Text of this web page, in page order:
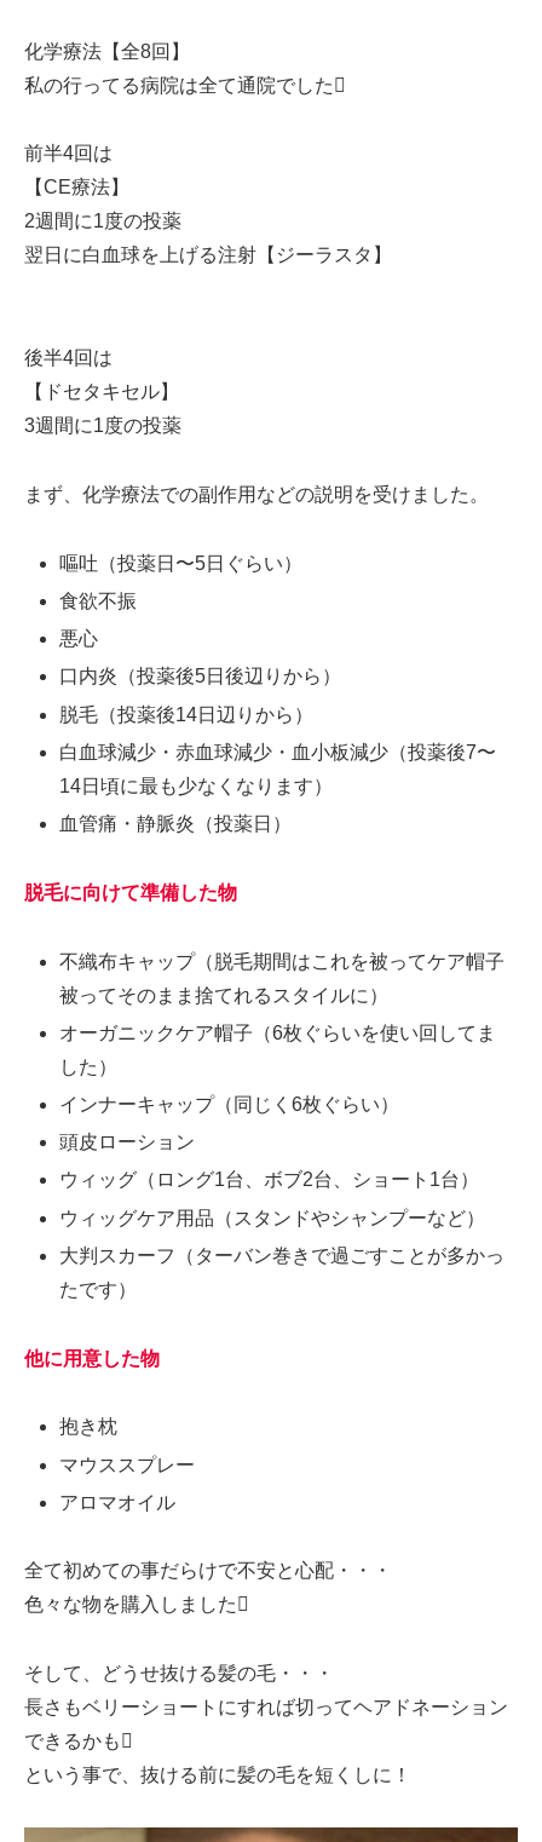
化学療法【全8回】
私の行ってる病院は全て通院でした
前半4回は
【CE療法】
2週間に1度の投薬
翌日に白血球を上げる注射【ジーラスタ】
後半4回は
【ドセタキセル】
3週間に1度の投薬
まず、化学療法での副作用などの説明を受けました。
嘔吐（投薬日〜5日ぐらい）
食欲不振
悪心
口内炎（投薬後5日後辺りから）
脱毛（投薬後14日辺りから）
白血球減少・赤血球減少・血小板減少（投薬後7〜
14日頃に最も少なくなります）
血管痛・静脈炎（投薬日）
脱毛に向けて準備した物
不織布キャップ（脱毛期間はこれを被ってケア帽子
被ってそのまま捨てれるスタイルに）
オーガニックケア帽子（6枚ぐらいを使い回してま
した）
インナーキャップ（同じく6枚ぐらい）
頭皮ローション
ウィッグ（ロング1台、ボブ2台、ショート1台）
ウィッグケア用品（スタンドやシャンプーなど）
大判スカーフ（ターバン巻きで過ごすことが多かっ
たです）
他に用意した物
抱き枕
マウススプレー
アロマオイル
全て初めての事だらけで不安と心配・・・
色々な物を購入しました
そして、どうせ抜ける髪の毛・・・
長さもベリーショートにすれば切ってヘアドネーション
できるかも
という事で、抜ける前に髪の毛を短くしに！